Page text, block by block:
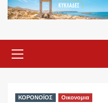
Menu
ΚΟΡΟΝΟΪΟΣ Οικονομια